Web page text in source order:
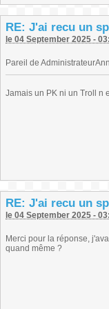
RE: J'ai recu un
le 04 September 2025 -
Pareil de
Jamais un PK ni un Troll n
RE: J'ai recu un
le 04 September 2025 -
Merci pour la réponse,
quand même ?